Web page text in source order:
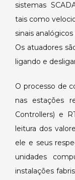
sistemas
tais como
sinais
Os atuadores
ligando e
O processo de
nas estações
Controllers) e
leitura dos
ele e seus
unidades
instalações